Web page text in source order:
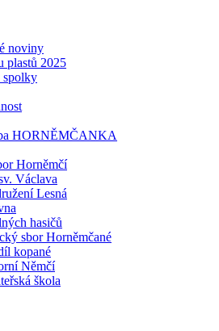
noviny
plastů 2025
spolky
HORNĚMČANKA
Horněmčí
Václava
Lesná
hasičů
sbor Horněmčané
kopané
Němčí
škola